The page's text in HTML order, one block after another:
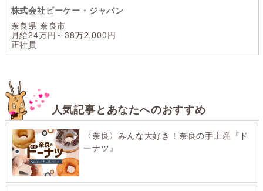
株式会社ビーケー・ジャパン
奈良県 奈良市
月給24万円～38万2,000円
正社員
人気記事とあなたへのおすすめ
〈奈良〉みんな大好き！奈良の手土産『ド
ーナツ』